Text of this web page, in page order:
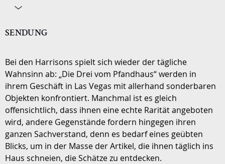
SENDUNG
Bei den Harrisons spielt sich wieder der tägliche
Wahnsinn ab: „Die Drei vom Pfandhaus“ werden in
ihrem Geschäft in Las Vegas mit allerhand sonderbaren
Objekten konfrontiert. Manchmal ist es gleich
offensichtlich, dass ihnen eine echte Rarität angeboten
wird, andere Gegenstände fordern hingegen ihren
ganzen Sachverstand, denn es bedarf eines geübten
Blicks, um in der Masse der Artikel, die ihnen täglich ins
Haus schneien, die Schätze zu entdecken.